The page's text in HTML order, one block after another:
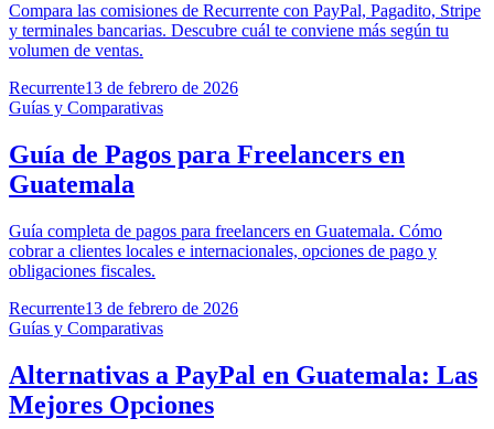
Compara las comisiones de Recurrente con PayPal, Pagadito, Stripe
y terminales bancarias. Descubre cuál te conviene más según tu
volumen de ventas.
Recurrente13 de febrero de 2026
Guías y Comparativas
Guía de Pagos para Freelancers en
Guatemala
Guía completa de pagos para freelancers en Guatemala. Cómo
cobrar a clientes locales e internacionales, opciones de pago y
obligaciones fiscales.
Recurrente13 de febrero de 2026
Guías y Comparativas
Alternativas a PayPal en Guatemala: Las
Mejores Opciones